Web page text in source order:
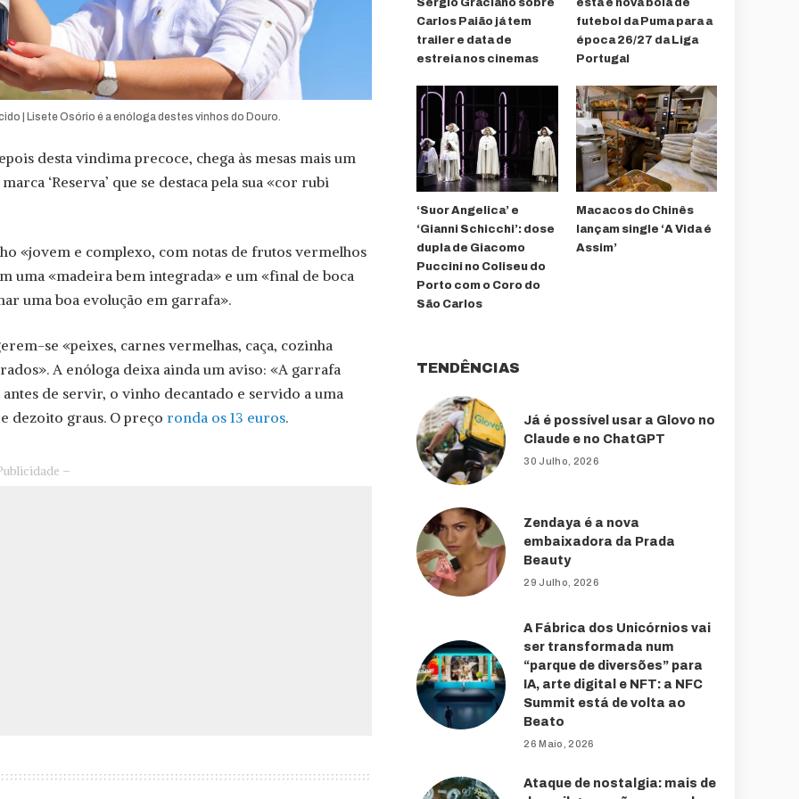
| Lisete Osório é a enóloga destes vinhos do Douro.
desta vindima precoce, chega às mesas mais um
‘Reserva’ que se destaca pela sua «cor rubi
«jovem e complexo, com notas de frutos vermelhos
uma «madeira bem integrada» e um «final de boca
uma boa evolução em garrafa».
se «peixes, carnes vermelhas, caça, cozinha
A enóloga deixa ainda um aviso: «A garrafa
de servir, o vinho decantado e servido a uma
dezoito graus. O preço ronda os 13 euros.
–
Sérgio Graciano sobre
Carlos Paião já tem
trailer e data de
estreia nos cinemas
esta é nova bola de
futebol da Puma para a
época 26/27 da Liga
Portugal
‘Suor Angelica’ e
‘Gianni Schicchi’: dose
dupla de Giacomo
Puccini no Coliseu do
Porto com o Coro do
São Carlos
Macacos do Chinês
lançam single ‘A Vida é
Assim’
TENDÊNCIAS
Já é possível usar a Glovo no
Claude e no ChatGPT
30 Julho, 2026
Zendaya é a nova
embaixadora da Prada
Beauty
29 Julho, 2026
A Fábrica dos Unicórnios vai
ser transformada num
“parque de diversões” para
IA, arte digital e NFT: a NFC
Summit está de volta ao
Beato
26 Maio, 2026
Ataque de nostalgia: mais de